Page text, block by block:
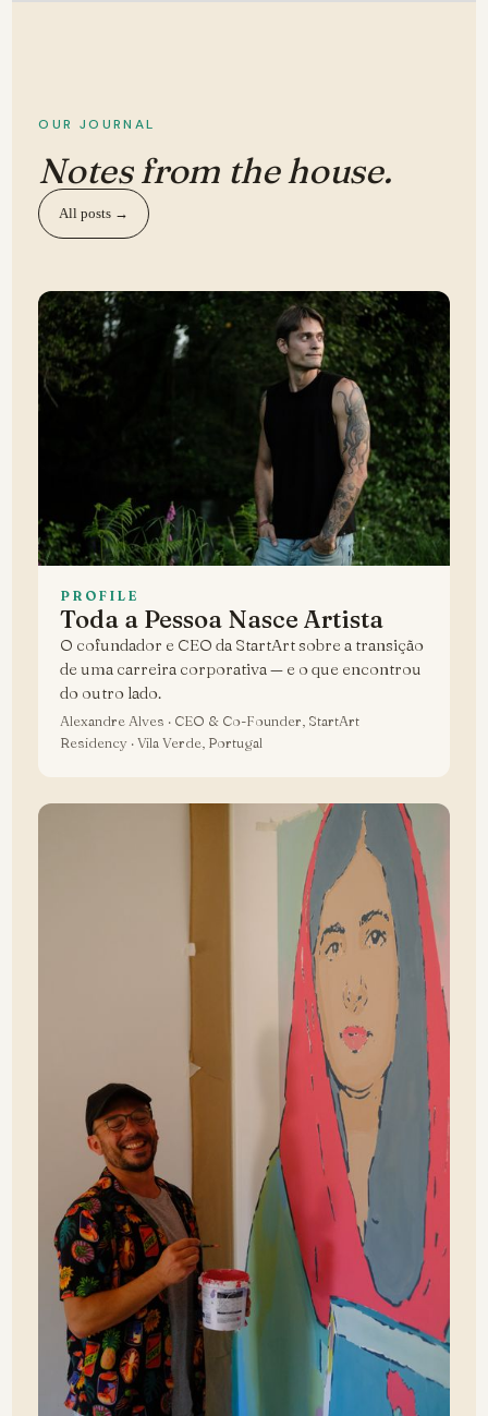
OUR JOURNAL
Notes from the house.
All posts →
PROFILE
Toda a Pessoa Nasce Artista
O cofundador e CEO da StartArt sobre a transição
de uma carreira corporativa — e o que encontrou
do outro lado.
Alexandre Alves · CEO & Co-Founder, StartArt
Residency · Vila Verde, Portugal